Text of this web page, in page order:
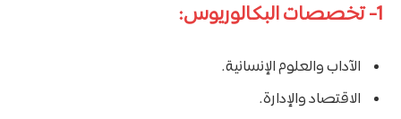
1- تخصصات البكالوريوس:
الآداب والعلوم الإنسانية.
الاقتصاد والإدارة.